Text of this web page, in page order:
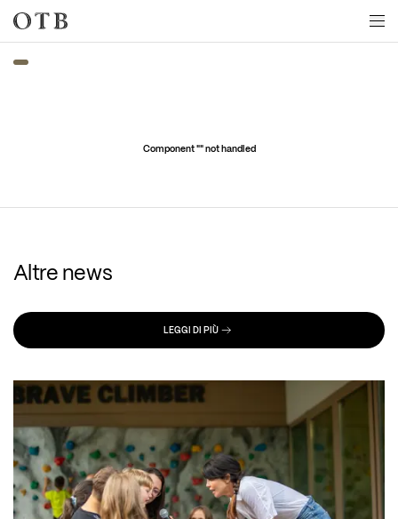
Skip to main content
Component "" not handled
Altre news
LEGGI DI PIÙ